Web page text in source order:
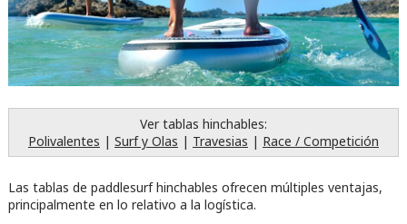
Ver tablas hinchables:
Polivalentes | Surf y Olas | Travesias | Race / Competición
Las tablas de paddlesurf hinchables ofrecen múltiples ventajas,
principalmente en lo relativo a la logística.